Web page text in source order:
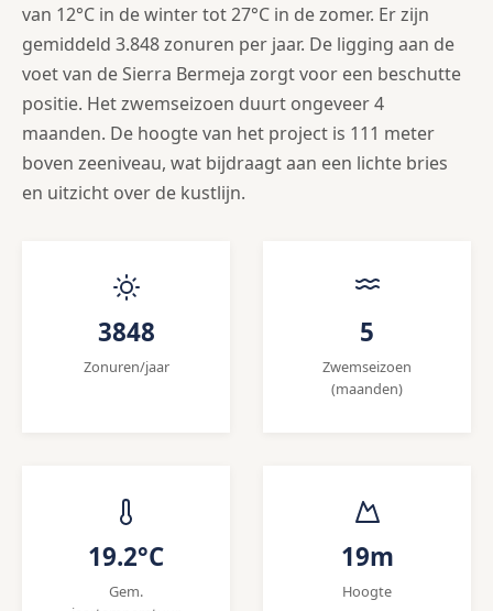
van 12°C in de winter tot 27°C in de zomer. Er zijn
gemiddeld 3.848 zonuren per jaar. De ligging aan de
voet van de Sierra Bermeja zorgt voor een beschutte
positie. Het zwemseizoen duurt ongeveer 4
maanden. De hoogte van het project is 111 meter
boven zeeniveau, wat bijdraagt aan een lichte bries
en uitzicht over de kustlijn.
3848
Zonuren/jaar
5
Zwemseizoen
(maanden)
19.2°C
Gem.
19m
Hoogte